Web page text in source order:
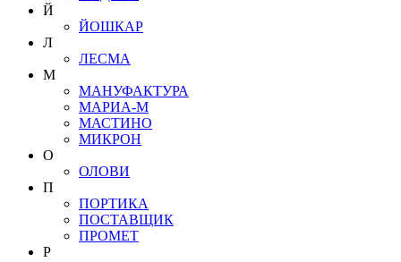
Й
ЙОШКАР
Л
ЛЕСМА
М
МАНУФАКТУРА
МАРИА-М
МАСТИНО
МИКРОН
О
ОЛОВИ
П
ПОРТИКА
ПОСТАВЩИК
ПРОМЕТ
Р